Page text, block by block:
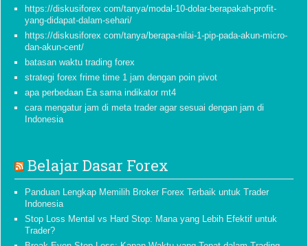
https://diskusiforex com/tanya/modal-10-dolar-berapakah-profit-
yang-didapat-dalam-sehari/
https://diskusiforex com/tanya/berapa-nilai-1-pip-pada-akun-micro-
dan-akun-cent/
batasan waktu trading forex
strategi forex frime time 1 jam dengan poin pivot
apa perbedaan Ea sama indikator mt4
cara mengatur jam di meta trader agar sesuai dengan jam di
Indonesia
Belajar Dasar Forex
Panduan Lengkap Memilih Broker Forex Terbaik untuk Trader
Indonesia
Stop Loss Mental vs Hard Stop: Mana yang Lebih Efektif untuk
Trader?